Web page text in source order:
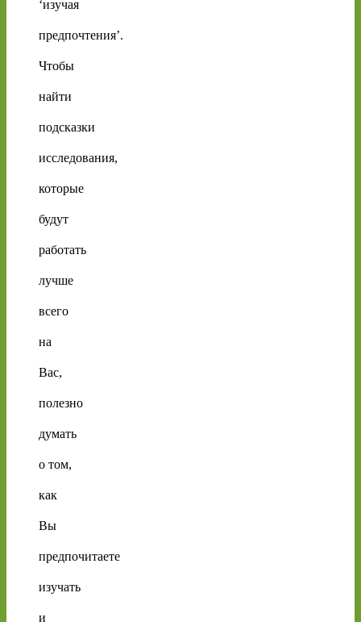
‘изучая
предпочтения’.
Чтобы
найти
подсказки
исследования,
которые
будут
работать
лучше
всего
на
Вас,
полезно
думать
о том,
как
Вы
предпочитаете
изучать
и